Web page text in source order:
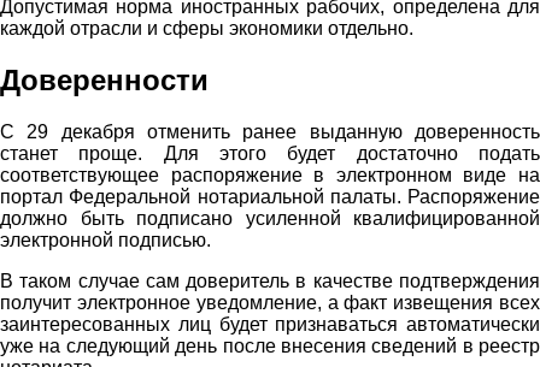
Допустимая норма иностранных рабочих, определена для
каждой отрасли и сферы экономики отдельно.
Доверенности
С 29 декабря отменить ранее выданную доверенность
станет проще. Для этого будет достаточно подать
соответствующее распоряжение в электронном виде на
портал Федеральной нотариальной палаты. Распоряжение
должно быть подписано усиленной квалифицированной
электронной подписью.
В таком случае сам доверитель в качестве подтверждения
получит электронное уведомление, а факт извещения всех
заинтересованных лиц будет признаваться автоматически
уже на следующий день после внесения сведений в реестр